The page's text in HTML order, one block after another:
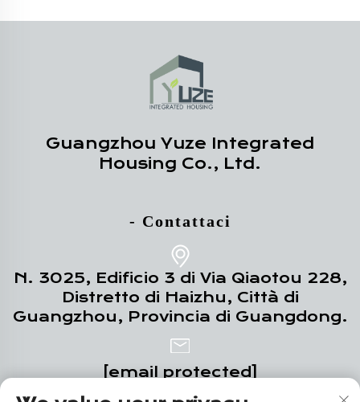
Guangzhou Yuze Integrated
Housing Co., Ltd.
- Contattaci
N. 3025, Edificio 3 di Via Qiaotou 228,
Distretto di Haizhu, Città di
Guangzhou, Provincia di Guangdong.
[email protected]